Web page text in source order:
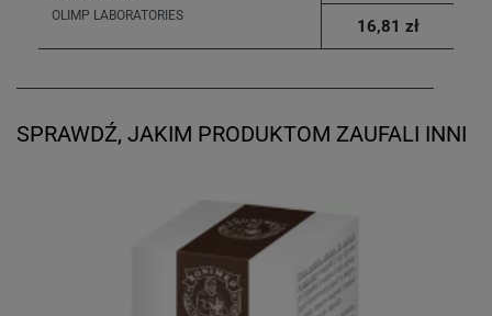
OLIMP LABORATORIES
16,81 zł
SPRAWDŹ, JAKIM PRODUKTOM ZAUFALI INNI